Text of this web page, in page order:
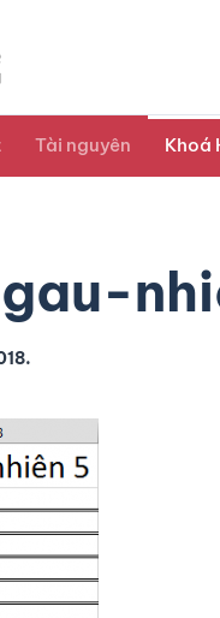
Tài nguyên Khoá
.